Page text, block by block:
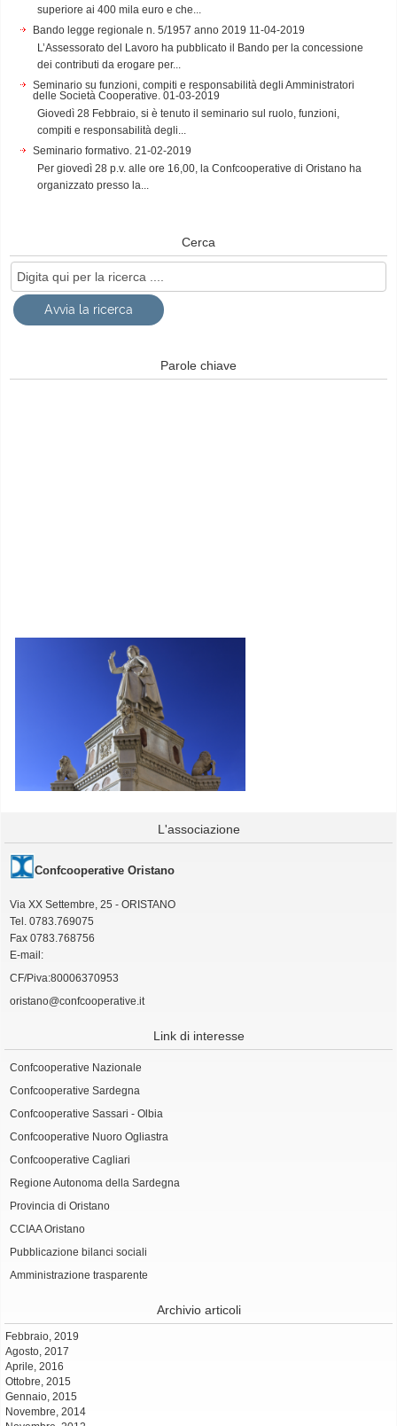
superiore ai 400 mila euro e che...
Bando legge regionale n. 5/1957 anno 2019 11-04-2019
L’Assessorato del Lavoro ha pubblicato il Bando per la concessione
dei contributi da erogare per...
Seminario su funzioni, compiti e responsabilità degli Amministratori
delle Società Cooperative. 01-03-2019
Giovedì 28 Febbraio, si è tenuto il seminario sul ruolo, funzioni,
compiti e responsabilità degli...
Seminario formativo. 21-02-2019
Per giovedì 28 p.v. alle ore 16,00, la Confcooperative di Oristano ha
organizzato presso la...
Cerca
Parole chiave
L'associazione
Confcooperative Oristano
Via XX Settembre, 25 - ORISTANO
Tel. 0783.769075
Fax 0783.768756
E-mail:
CF/Piva:80006370953
oristano@confcooperative.it
Link di interesse
Confcooperative Nazionale
Confcooperative Sardegna
Confcooperative Sassari - Olbia
Confcooperative Nuoro Ogliastra
Confcooperative Cagliari
Regione Autonoma della Sardegna
Provincia di Oristano
CCIAA Oristano
Pubblicazione bilanci sociali
Amministrazione trasparente
Archivio articoli
Febbraio, 2019
Agosto, 2017
Aprile, 2016
Ottobre, 2015
Gennaio, 2015
Novembre, 2014